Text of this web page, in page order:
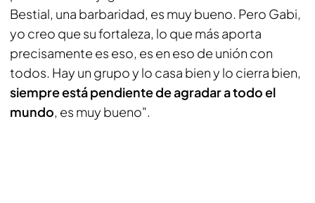
Bestial, una barbaridad, es muy bueno. Pero Gabi,
yo creo que su fortaleza, lo que más aporta
precisamente es eso, es en eso de unión con
todos. Hay un grupo y lo casa bien y lo cierra bien,
siempre está pendiente de agradar a todo el
mundo, es muy bueno".